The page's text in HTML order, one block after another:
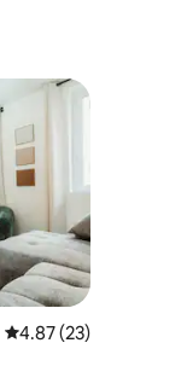
Calificación
4.87 (23)